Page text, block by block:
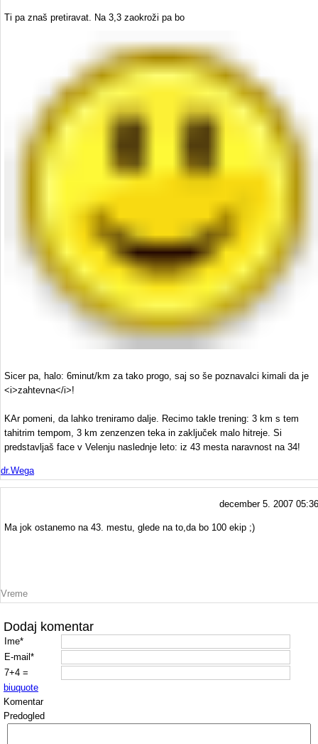
Ti pa znaš pretiravat. Na 3,3 zaokroži pa bo
Sicer pa, halo: 6minut/km za tako progo, saj so še poznavalci kimali da je
<i>zahtevna</i>!
KAr pomeni, da lahko treniramo dalje. Recimo takle trening: 3 km s tem
tahitrim tempom, 3 km zenzenzen teka in zaključek malo hitreje. Si
predstavljaš face v Velenju naslednje leto: iz 43 mesta naravnost na 34!
dr.Wega
december 5. 2007 05:36
Ma jok ostanemo na 43. mestu, glede na to,da bo 100 ekip ;)
Vreme
Dodaj komentar
Ime*
E-mail*
7+4 =
biuquote
Komentar
Predogled